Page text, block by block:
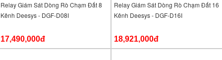
Relay Giám Sát Dòng Rò Chạm Đất 8
Kênh Deesys - DGF-D08I
17,490,000đ
Relay Giám Sát Dòng Rò Chạm Đất 16
Kênh Deesys - DGF-D16I
18,921,000đ